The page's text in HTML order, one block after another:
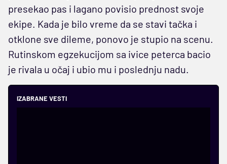
presekao pas i lagano povisio prednost svoje
ekipe. Kada je bilo vreme da se stavi tačka i
otklone sve dileme, ponovo je stupio na scenu.
Rutinskom egzekucijom sa ivice peterca bacio
je rivala u očaj i ubio mu i poslednju nadu.
IZABRANE VESTI